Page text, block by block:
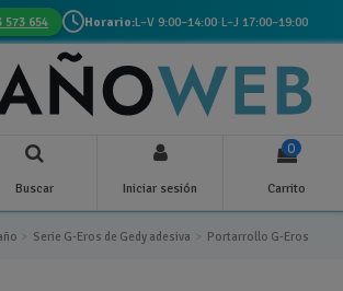
573 654 Horario:L–V 9:00–14:00·L–J 17:00–19:00
Buscar Iniciar sesión
0
Carrito
Serie G-Eros de Gedy adesiva Portarrollo G-Eros